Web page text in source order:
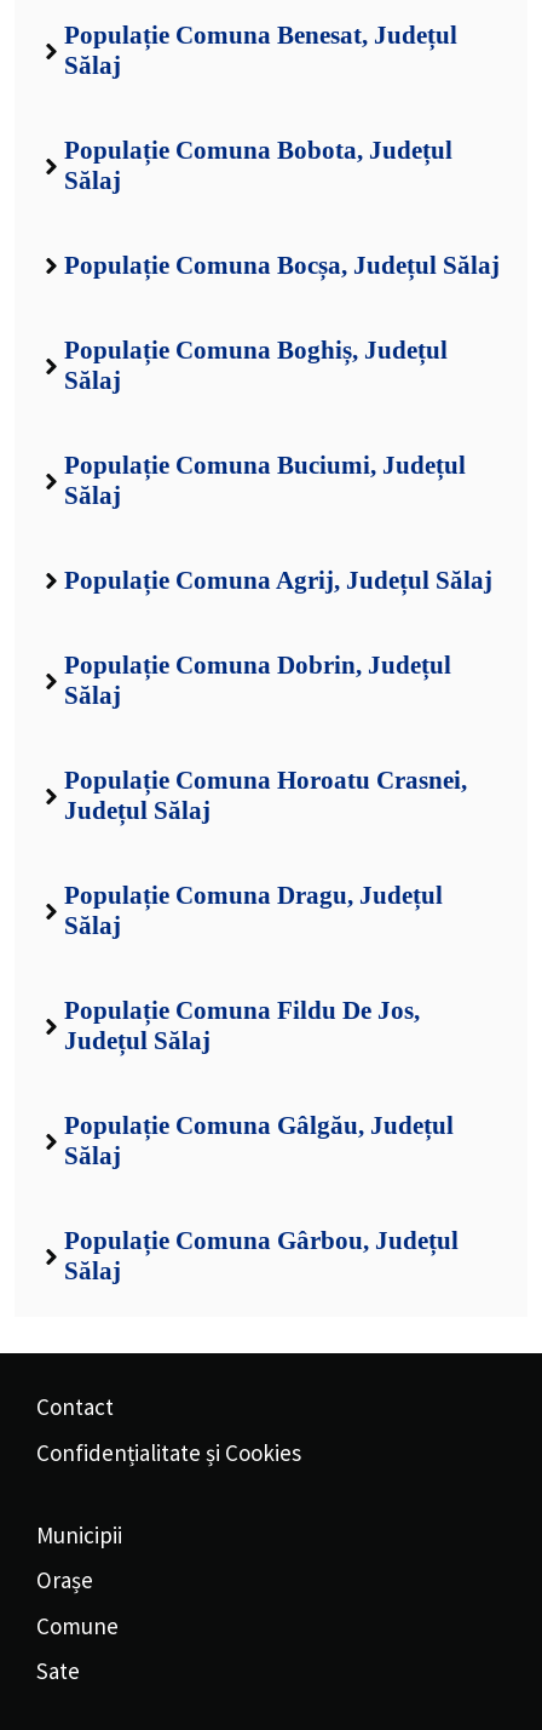
Populație Comuna Benesat, Județul
Sălaj
Populație Comuna Bobota, Județul
Sălaj
Populație Comuna Bocșa, Județul Sălaj
Populație Comuna Boghiș, Județul
Sălaj
Populație Comuna Buciumi, Județul
Sălaj
Populație Comuna Agrij, Județul Sălaj
Populație Comuna Dobrin, Județul
Sălaj
Populație Comuna Horoatu Crasnei,
Județul Sălaj
Populație Comuna Dragu, Județul
Sălaj
Populație Comuna Fildu De Jos,
Județul Sălaj
Populație Comuna Gâlgău, Județul
Sălaj
Populație Comuna Gârbou, Județul
Sălaj
Contact
Confidențialitate și Cookies
Municipii
Orașe
Comune
Sate